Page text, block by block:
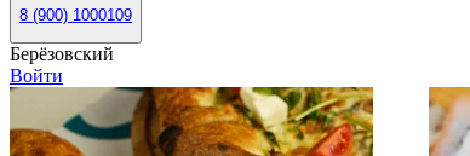
8 (900) 1000109
Берёзовский
Войти